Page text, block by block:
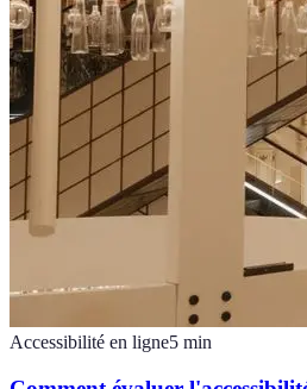
Accessibilité en ligne5 min